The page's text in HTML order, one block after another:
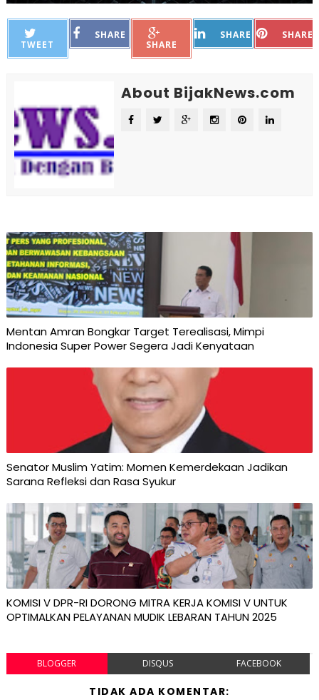
TWEET
SHARE
SHARE
SHARE SHARE
About BijakNews.com
Mentan Amran Bongkar Target Terealisasi, Mimpi
Indonesia Super Power Segera Jadi Kenyataan
Senator Muslim Yatim: Momen Kemerdekaan Jadikan
Sarana Refleksi dan Rasa Syukur
KOMISI V DPR-RI DORONG MITRA KERJA KOMISI V UNTUK
OPTIMALKAN PELAYANAN MUDIK LEBARAN TAHUN 2025
BLOGGER DISQUS FACEBOOK
TIDAK ADA KOMENTAR: